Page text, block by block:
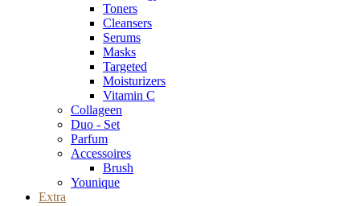
Toners
Cleansers
Serums
Masks
Targeted
Moisturizers
Vitamin C
Collageen
Duo - Set
Parfum
Accessoires
Brush
Younique
Extra